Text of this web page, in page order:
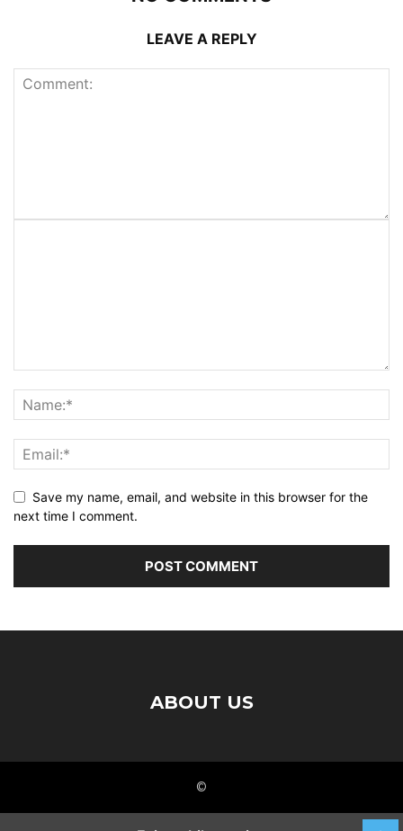
LEAVE A REPLY
Save my name, email, and website in this browser for the
next time I comment.
ABOUT US
©